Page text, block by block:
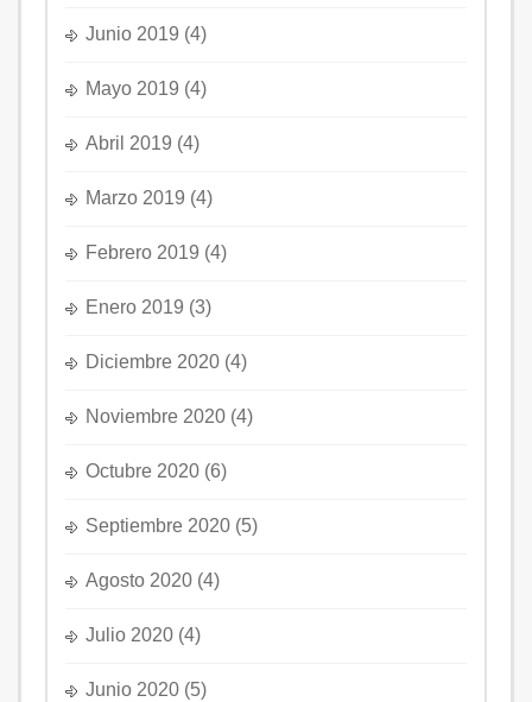
Junio 2019 (4)
Mayo 2019 (4)
Abril 2019 (4)
Marzo 2019 (4)
Febrero 2019 (4)
Enero 2019 (3)
Diciembre 2020 (4)
Noviembre 2020 (4)
Octubre 2020 (6)
Septiembre 2020 (5)
Agosto 2020 (4)
Julio 2020 (4)
Junio 2020 (5)